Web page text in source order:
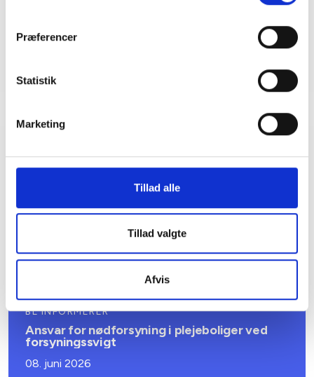
Præferencer
Statistik
Marketing
Tillad alle
Tillad valgte
Afvis
Relateret indhold Viden
Nye krav om fjernaflæste målere – alle
ejendomme skal være klar senest 1. januar
08. juni 2026
BL INFORMERER
Ansvar for nødforsyning i plejeboliger ved
forsyningssvigt
08. juni 2026